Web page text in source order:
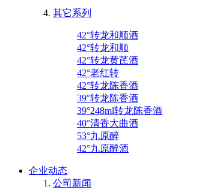
其它系列
42°转龙和顺酒
42°转龙和顺
42°转龙黄芪酒
42°老红转
42°转龙陈香酒
39°转龙陈香酒
39°248ml转龙陈香酒
40°清香大曲酒
53°九原醉
42°九原醉酒
企业动态
公司新闻